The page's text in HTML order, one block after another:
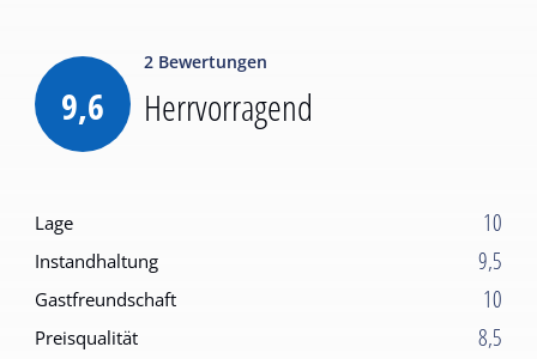
9,6
2 Bewertungen
Herrvorragend
Lage 10
Instandhaltung 9,5
Gastfreundschaft 10
Preisqualität 8,5